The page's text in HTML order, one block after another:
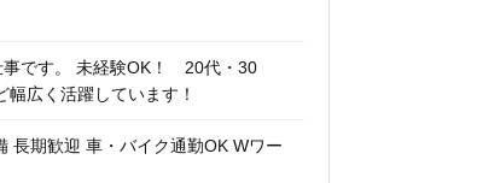
事です。 未経験OK！ 20代・30
広く活躍しています！
長期歓迎 車・バイク通勤OK Wワー